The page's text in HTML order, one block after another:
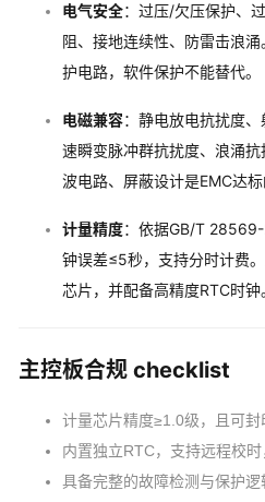
电气安全：过压/欠压保护、
阻、接地连续性、防雷击浪
护电路，软件保护不能替代。
电磁兼容：静电放电抗扰度
速瞬变脉冲群抗扰度、浪涌
波电路、屏蔽设计是EMC达标
计量精度：依据GB/T
钟误差≤5秒，支持分时计费
芯片，并配备高精度RTC时钟
主控板合规 checklist
计量芯片精度≥1.0级，且可封
内置独立RTC，支持远程校
具备完整的故障检测与保护